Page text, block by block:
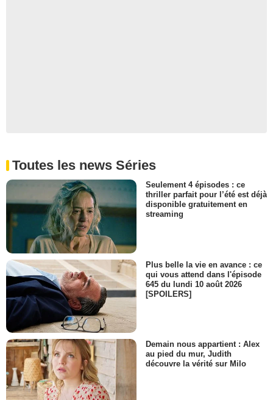
Toutes les news Séries
Seulement 4 épisodes : ce
thriller parfait pour l’été est déjà
disponible gratuitement en
streaming
Plus belle la vie en avance : ce
qui vous attend dans l'épisode
645 du lundi 10 août 2026
[SPOILERS]
Demain nous appartient : Alex
au pied du mur, Judith
découvre la vérité sur Milo